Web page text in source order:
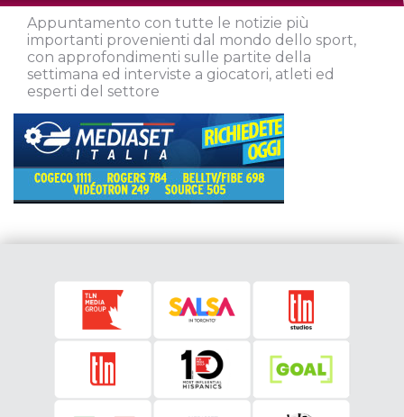
Appuntamento con tutte le notizie più
importanti provenienti dal mondo dello sport,
con approfondimenti sulle partite della
settimana ed interviste a giocatori, atleti ed
esperti del settore